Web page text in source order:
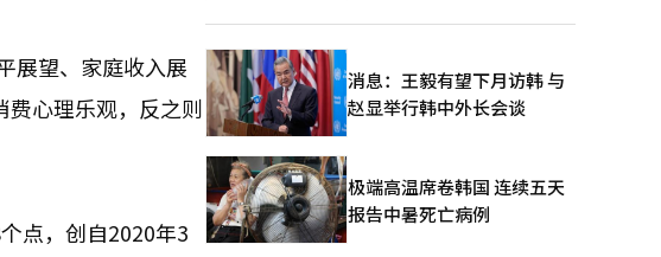
展望、家庭收入展
费心理乐观，反之则
点，创自2020年3
消息：王毅有望下月访韩 与
赵显举行韩中外长会谈
极端高温席卷韩国 连续五天
报告中暑死亡病例